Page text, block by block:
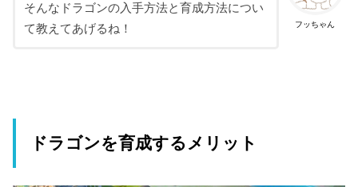
フッちゃん
そんなドラゴンの入手方法と育成方法につい
て教えてあげるね！
ドラゴンを育成するメリット